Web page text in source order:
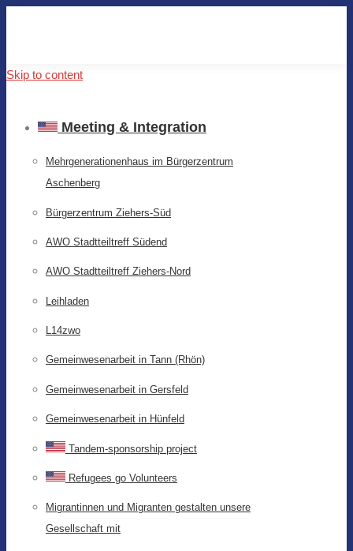
Skip to content
Meeting & Integration
Mehrgenerationenhaus im Bürgerzentrum
Aschenberg
Bürgerzentrum Ziehers-Süd
AWO Stadtteiltreff Südend
AWO Stadtteiltreff Ziehers-Nord
Leihladen
L14zwo
Gemeinwesenarbeit in Tann (Rhön)
Gemeinwesenarbeit in Gersfeld
Gemeinwesenarbeit in Hünfeld
Tandem-sponsorship project
Refugees go Volunteers
Migrantinnen und Migranten gestalten unsere
Gesellschaft mit